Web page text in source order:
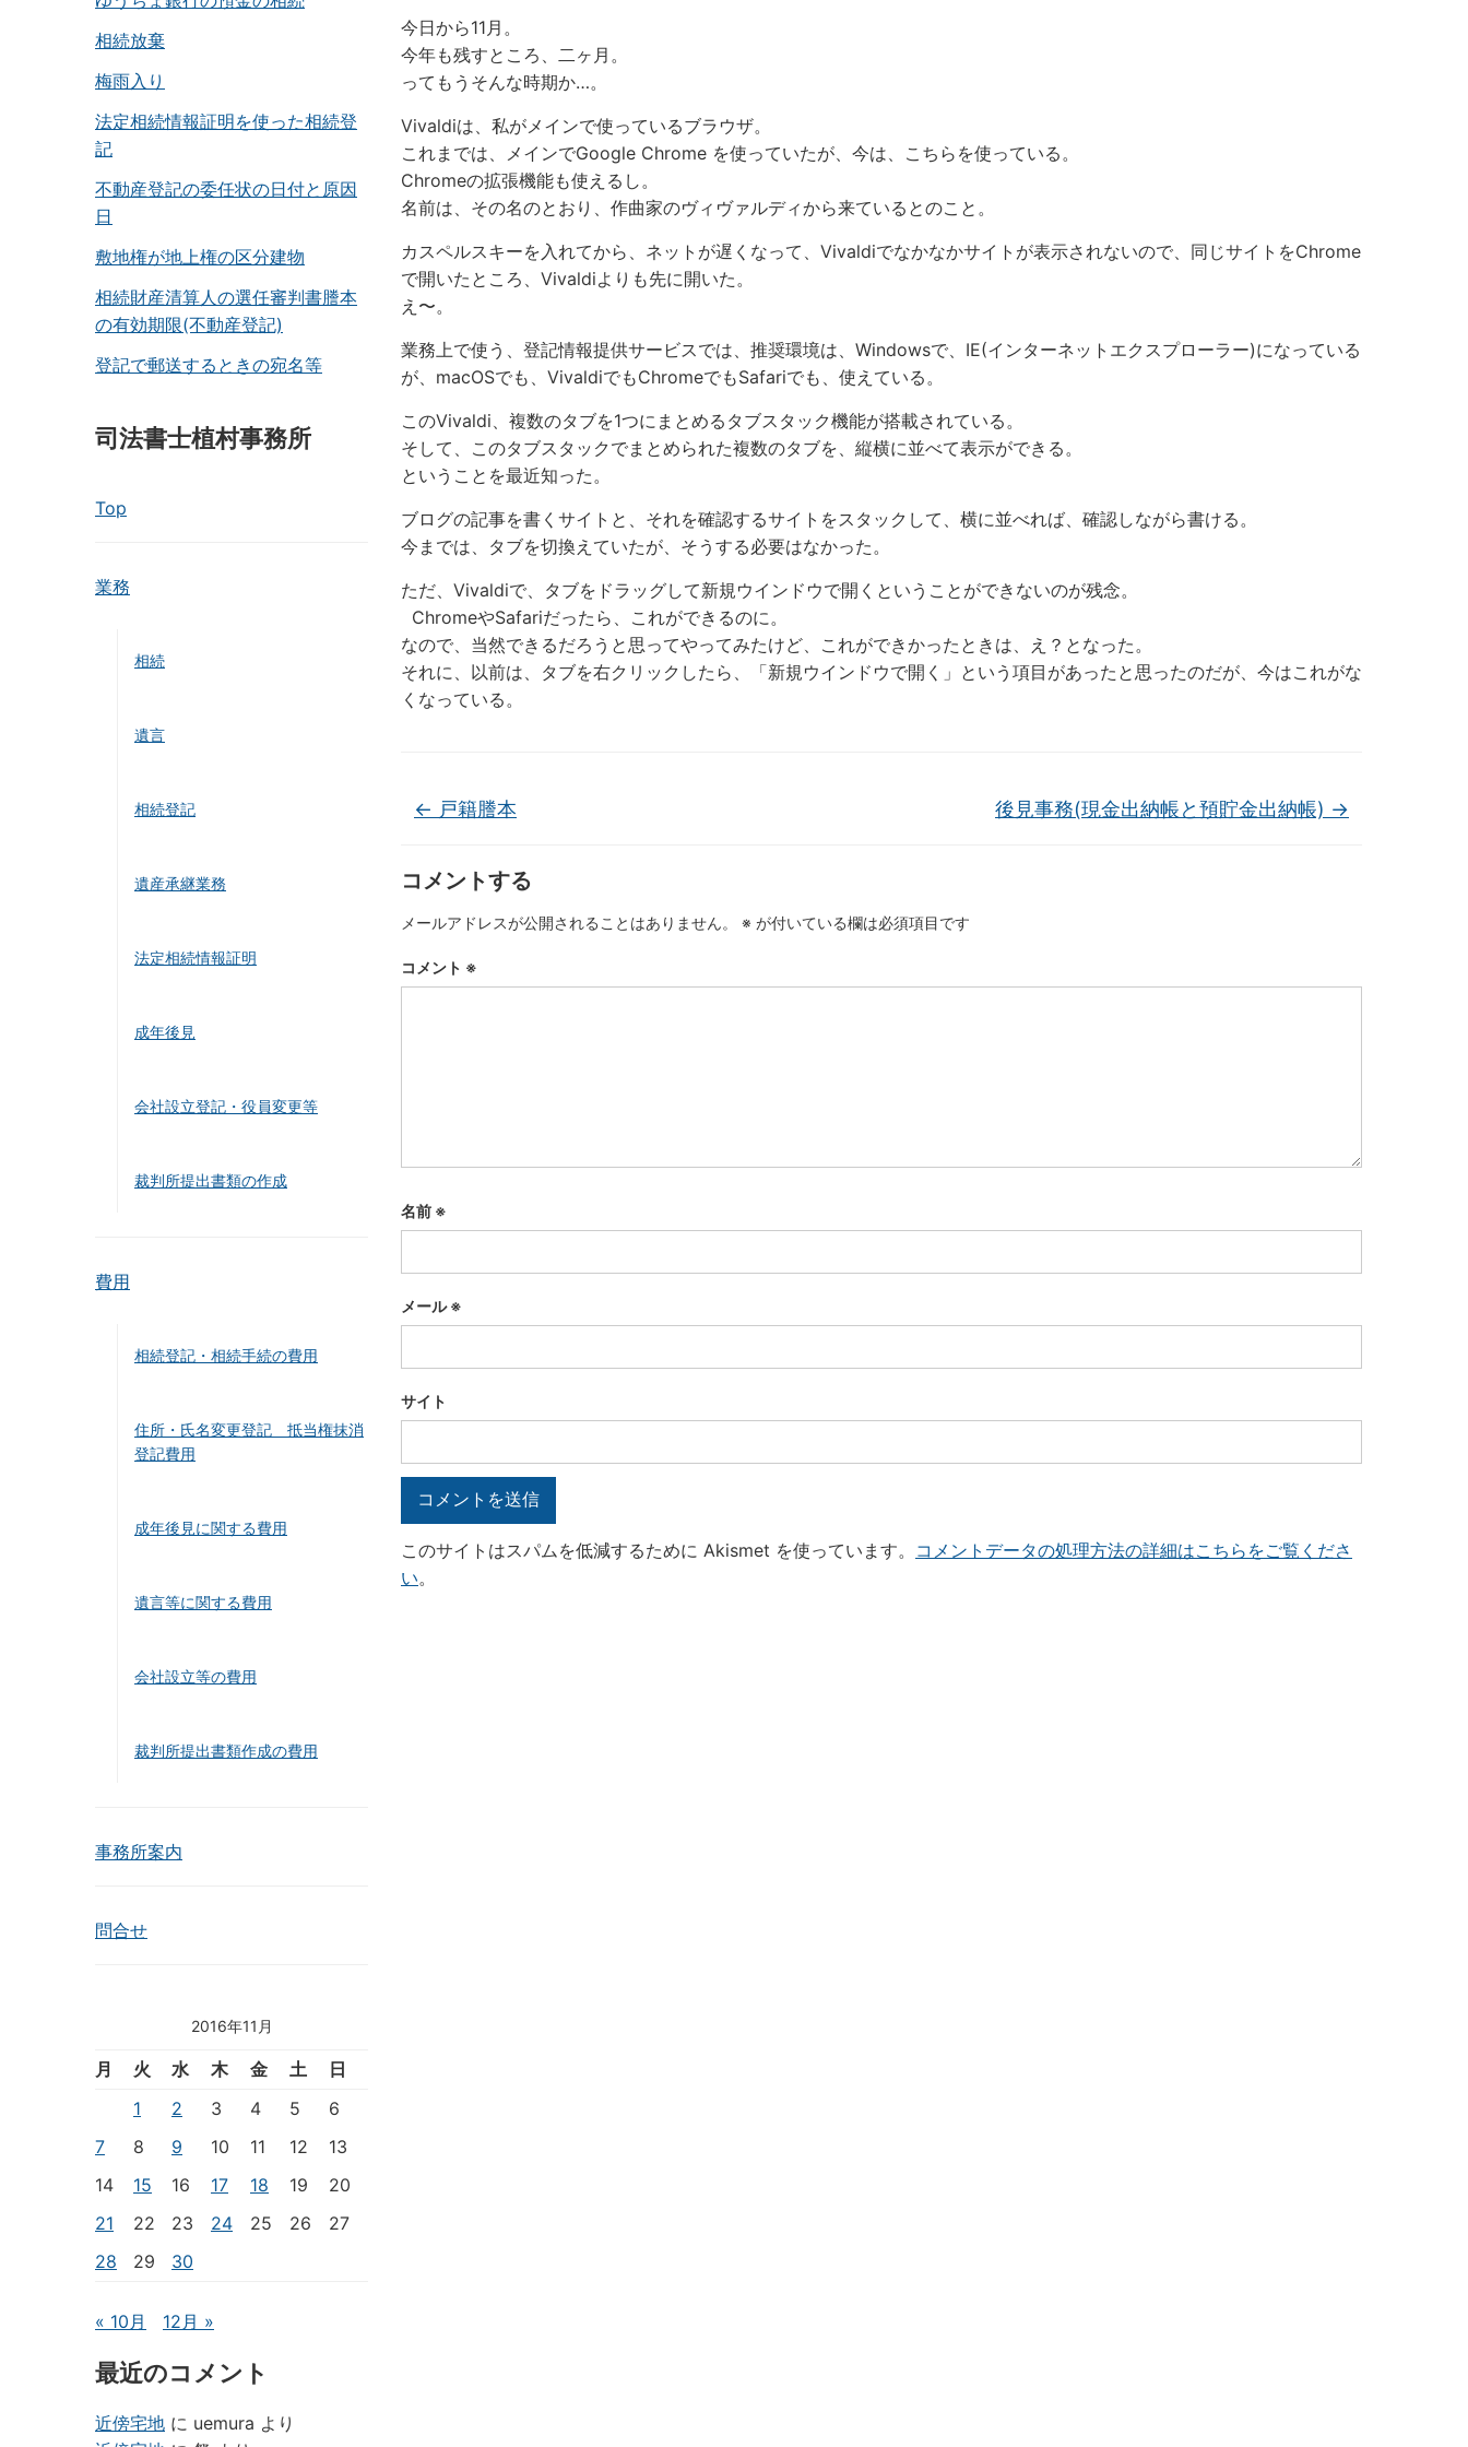
相続放棄
梅雨入り
法定相続情報証明を使った相続登
記
不動産登記の委任状の日付と原因
日
敷地権が地上権の区分建物
相続財産清算人の選任審判書謄本
の有効期限(不動産登記)
登記で郵送するときの宛名等
司法書士植村事務所
Top
業務
相続
遺言
相続登記
遺産承継業務
法定相続情報証明
成年後見
会社設立登記・役員変更等
裁判所提出書類の作成
費用
相続登記・相続手続の費用
住所・氏名変更登記 抵当権抹消
登記費用
成年後見に関する費用
遺言等に関する費用
会社設立等の費用
裁判所提出書類作成の費用
事務所案内
問合せ
2016年11月
月 火 水 木 金 土
日
1
2 3 4 5
6
7
8 9 10 11 12
13
14
15 16 17 18 19
20
21
22 23 24 25 26
27
28
29 30
« 10月 12月 »
最近のコメント
近傍宅地 に uemura より
今日から11月。
今年も残すところ、二ヶ月。
ってもうそんな時期か…。
Vivaldiは、私がメインで使っているブラウザ。
これまでは、メインでGoogle Chrome を使っていたが、今は、こちらを使っている。
Chromeの拡張機能も使えるし。
名前は、その名のとおり、作曲家のヴィヴァルディから来ているとのこと。
カスペルスキーを入れてから、ネットが遅くなって、Vivaldiでなかなかサイトが表示されないので、同じサイトをChrome
で開いたところ、Vivaldiよりも先に開いた。
え〜。
業務上で使う、登記情報提供サービスでは、推奨環境は、Windowsで、IE(インターネットエクスプローラー)になっている
が、macOSでも、VivaldiでもChromeでもSafariでも、使えている。
このVivaldi、複数のタブを1つにまとめるタブスタック機能が搭載されている。
そして、このタブスタックでまとめられた複数のタブを、縦横に並べて表示ができる。
ということを最近知った。
ブログの記事を書くサイトと、それを確認するサイトをスタックして、横に並べれば、確認しながら書ける。
今までは、タブを切換えていたが、そうする必要はなかった。
ただ、Vivaldiで、タブをドラッグして新規ウインドウで開くということができないのが残念。
ChromeやSafariだったら、これができるのに。
なので、当然できるだろうと思ってやってみたけど、これができかったときは、え？となった。
それに、以前は、タブを右クリックしたら、「新規ウインドウで開く」という項目があったと思ったのだが、今はこれがな
くなっている。
← 戸籍謄本 後見事務(現金出納帳と預貯金出納帳) →
コメントする
メールアドレスが公開されることはありません。 ※ が付いている欄は必須項目です
コメント ※
名前 ※
メール※
サイト
このサイトはスパムを低減するために Akismet を使っています。 コメントデータの処理方法の詳細はこちらをご覧くださ
い。